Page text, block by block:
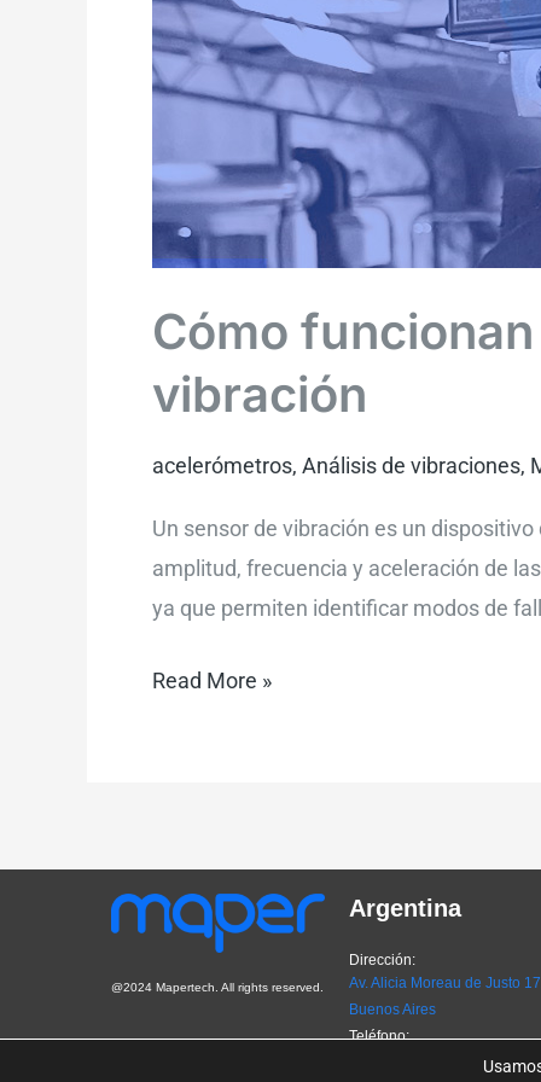
Cómo
vibración
acelerómetros, Análisis de vibraciones,
Un sensor de vibración es un
amplitud, frecuencia y aceleración de
ya que permiten identificar modos de
Read More »
@2024 Mapertech. All rights reserved.
Argentina
Dirección:
Av. Alicia Moreau de Justo
Buenos Aires
Teléfono:
+54 9 11 3042 1995